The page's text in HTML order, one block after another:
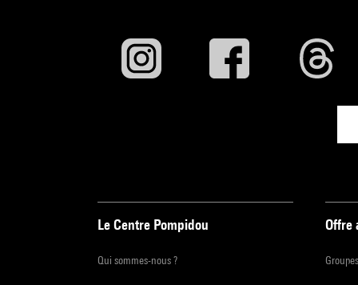
Le Centre Pompidou
Qui sommes-nous ?
Offre
Groupes